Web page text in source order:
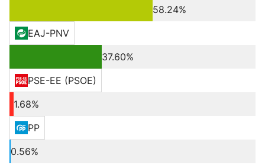
58.24%
EAJ-PNV
37.60%
PSE-EE (PSOE)
1.68%
PP
0.56%